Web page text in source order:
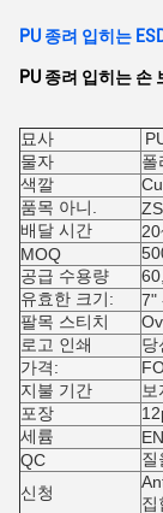
PU 종려 입히는
PU 종려 입히는 손
묘사
물자
폴
색깔
품목 아니.
배달 시간
MOQ
공급 수용량
유효한 크기:
7"
팔목 스티치
로고 인쇄
당
가격:
지불 기간
포장
세륨
QC
질
신청
집